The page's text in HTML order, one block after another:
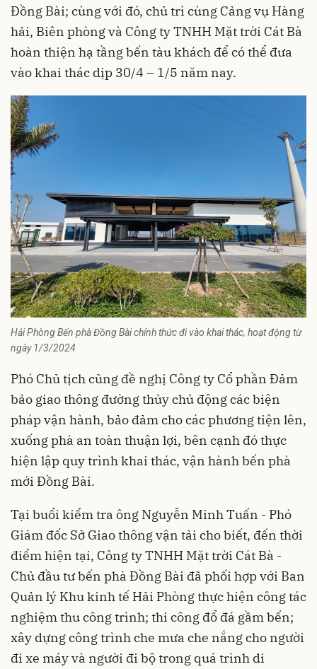
Đồng Bài; cùng với đó, chủ trì cùng Cảng vụ Hàng
hải, Biên phòng và Công ty TNHH Mặt trời Cát Bà
hoàn thiện hạ tầng bến tàu khách để có thể đưa
vào khai thác dịp 30/4 – 1/5 năm nay.
Hải Phòng Bến phà Đồng Bài chính thức đi vào khai thác, hoạt động từ
ngày 1/3/2024
Phó Chủ tịch cũng đề nghị Công ty Cổ phần Đảm
bảo giao thông đường thủy chủ động các biện
pháp vận hành, bảo đảm cho các phương tiện lên,
xuống phà an toàn thuận lợi, bên cạnh đó thực
hiện lập quy trình khai thác, vận hành bến phà
mới Đồng Bài.
Tại buổi kiểm tra ông Nguyễn Minh Tuấn - Phó
Giám đốc Sở Giao thông vận tải cho biết, đến thời
điểm hiện tại, Công ty TNHH Mặt trời Cát Bà -
Chủ đầu tư bến phà Đồng Bài đã phối hợp với Ban
Quản lý Khu kinh tế Hải Phòng thực hiện công tác
nghiệm thu công trình; thi công đổ đá gầm bến;
xây dựng công trình che mưa che nắng cho người
đi xe máy và người đi bộ trong quá trình di